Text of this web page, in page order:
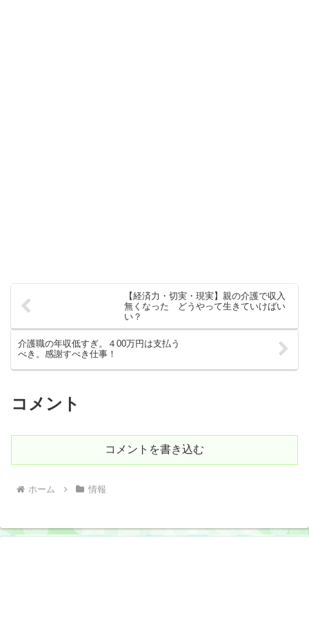
【経済力・切実・現実】親の介護で収入
無くなった どうやって生きていけばい
い？
介護職の年収低すぎ。４00万円は支払う
べき。感謝すべき仕事！
コメント
コメントを書き込む
ホーム 情報